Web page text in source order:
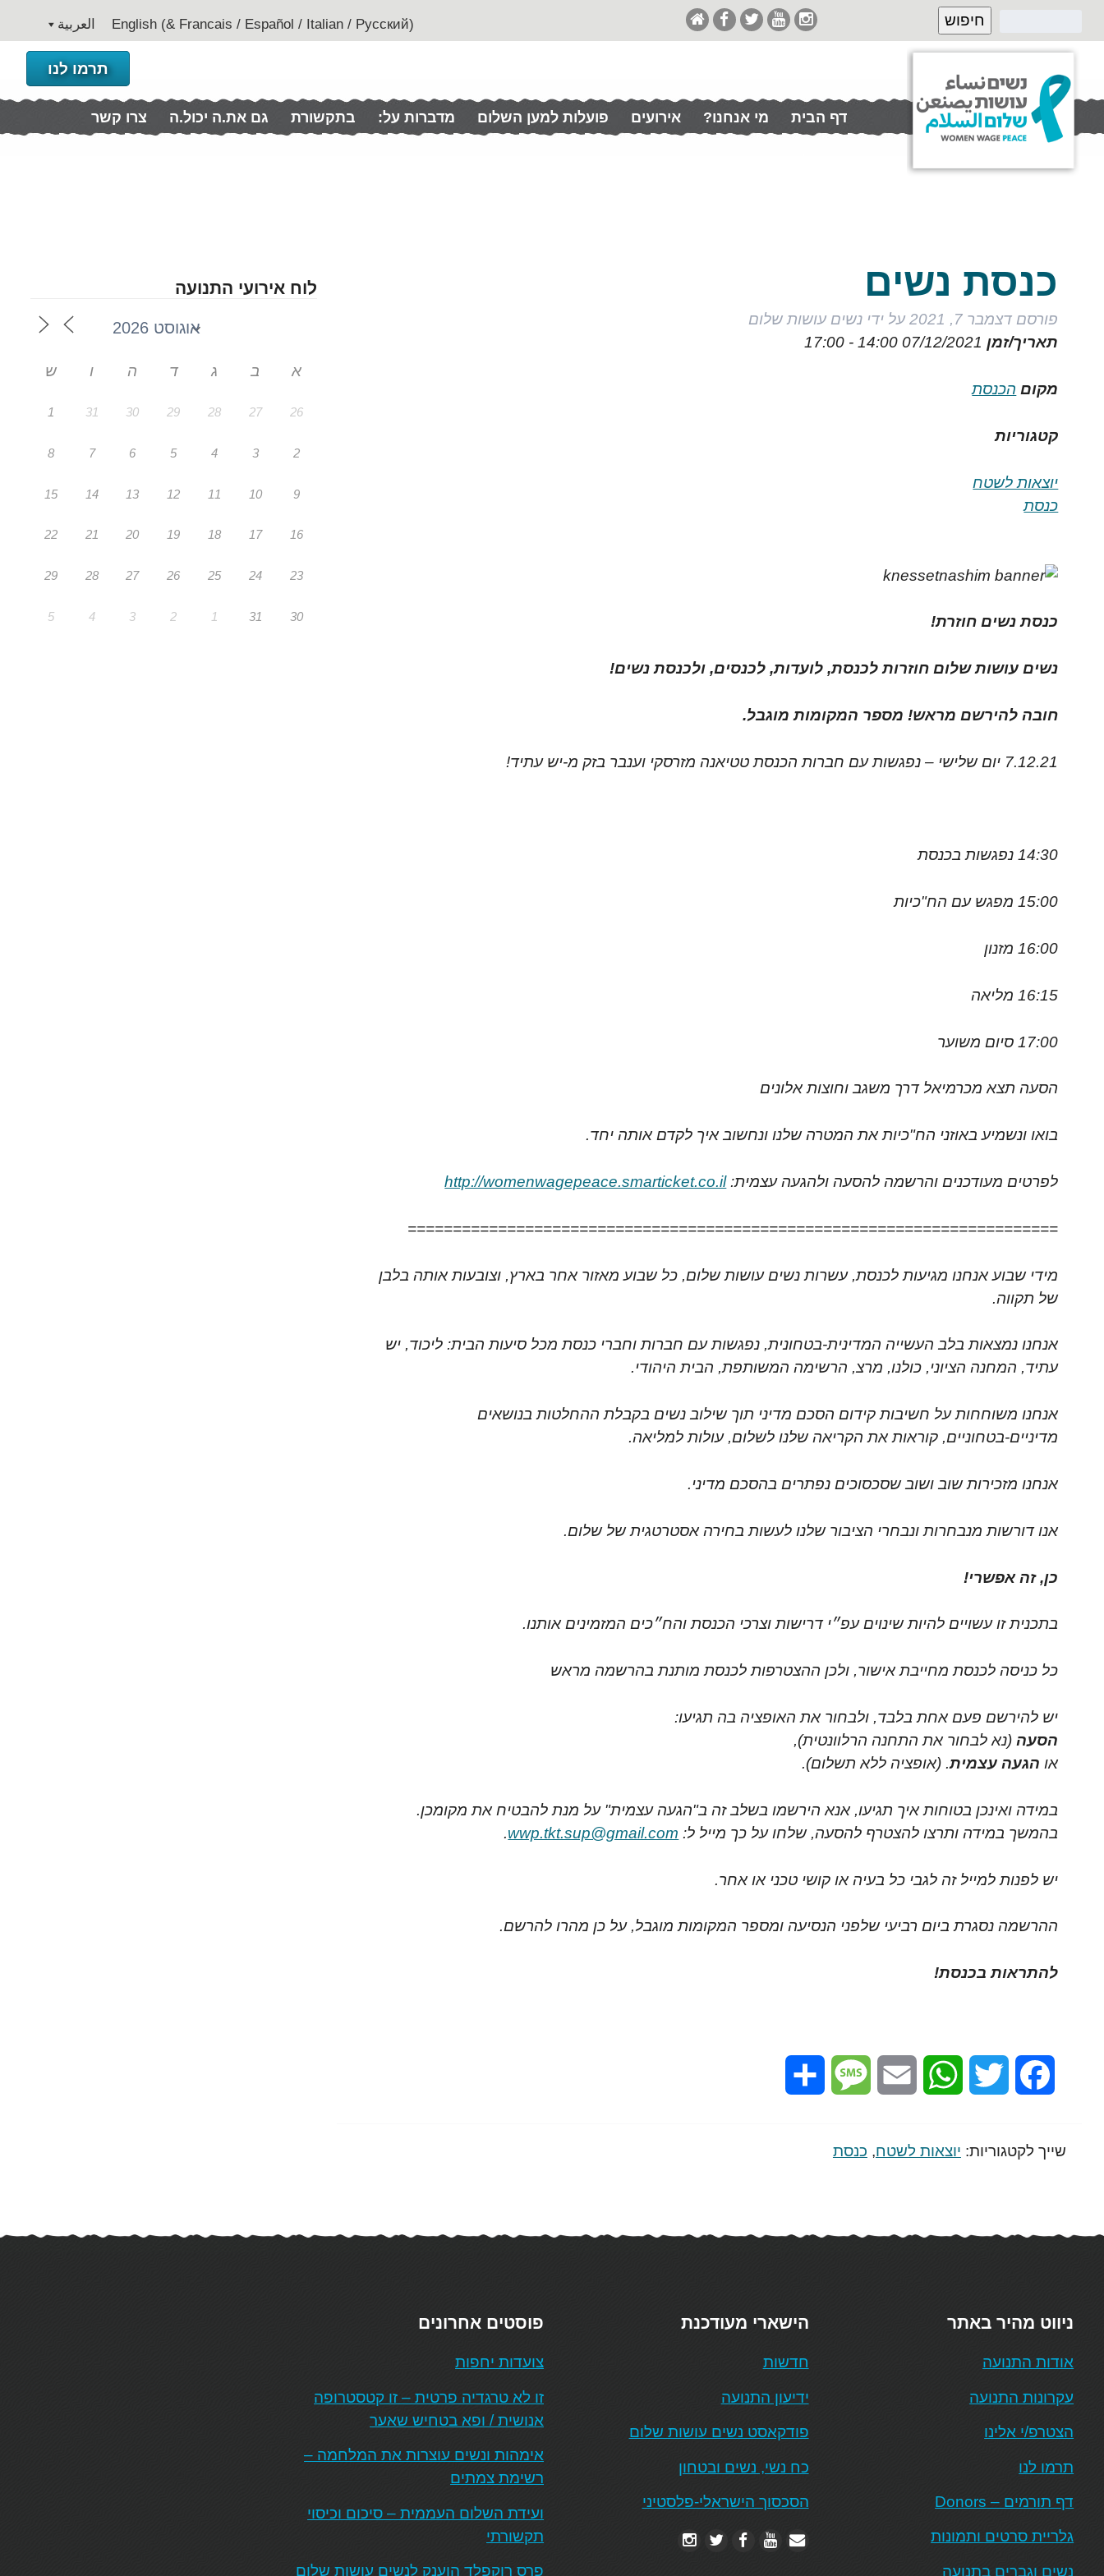
(English (& Francais / Español / Italian / Pусский العربية
תרמו לנו
דף הבית מי אנחנו? אירועים פועלות למען השלום מדברות על: בתקשורת גם את.ה יכול.ה צרו קשר
כנסת נשים
פורסם דצמבר 7, 2021 על ידי נשים עושות שלום
תאריך/זמן07/12/2021
14:00 - 17:00
מקום הכנסת
קטגוריות
יוצאות לשטח
כנסת
כנסת נשים חוזרת!
נשים עושות שלום חוזרות לכנסת, לועדות, לכנסים, ולכנסת נשים!
חובה להירשם מראש! מספר המקומות מוגבל.
7.12.21 יום שלישי – נפגשות עם חברות הכנסת טטיאנה מזרסקי וענבר בזק מ-יש עתיד!
14:30 נפגשות בכנסת
15:00 מפגש עם הח"כיות
16:00 מזנון
16:15 מליאה
17:00 סיום משוער
הסעה תצא מכרמיאל דרך משגב וחוצות אלונים
בואו ונשמיע באוזני הח"כיות את המטרה שלנו ונחשוב איך לקדם אותה יחד.
לפרטים מעודכנים והרשמה להסעה ולהגעה עצמית:http://womenwagepeace.smarticket.co.il
========================================================================
מידי שבוע אנחנו מגיעות לכנסת, עשרות נשים עושות שלום, כל שבוע מאזור אחר בארץ, וצובעות אותה בלבן
של תקווה.
אנחנו נמצאות בלב העשייה המדינית-בטחונית, נפגשות עם חברות וחברי כנסת מכל סיעות הבית: ליכוד, יש
עתיד, המחנה הציוני, כולנו, מרצ, הרשימה המשותפת, הבית היהודי.
אנחנו משוחחות על חשיבות קידום הסכם מדיני תוך שילוב נשים בקבלת ההחלטות בנושאים
מדיניים-בטחוניים, קוראות את הקריאה שלנו לשלום, עולות למליאה.
אנחנו מזכירות שוב ושוב שסכסוכים נפתרים בהסכם מדיני.
אנו דורשות מנבחרות ונבחרי הציבור שלנו לעשות בחירה אסטרטגית של שלום.
כן, זה אפשרי!
בתכנית זו עשויים להיות שינוים עפ״י דרישות וצרכי הכנסת והח״כים המזמינים אותנו.
כל כניסה לכנסת מחייבת אישור, ולכן ההצטרפות לכנסת מותנת בהרשמה מראש
יש להירשם פעם אחת בלבד, ולבחור את האופציה בה תגיעו:
הסעה (נא לבחור את התחנה הרלוונטית),
או הגעה עצמית. (אופציה ללא תשלום).
במידה ואינכן בטוחות איך תגיעו, אנא הירשמו בשלב זה ב"הגעה עצמית" על מנת להבטיח את מקומכן.
בהמשך במידה ותרצו להצטרף להסעה, שלחו על כך מייל ל: wwp.tkt.sup@gmail.com
.
יש לפנות למייל זה לגבי כל בעיה או קושי טכני או אחר.
ההרשמה נסגרת ביום רביעי שלפני הנסיעה ומספר המקומות מוגבל, על כן מהרו להרשם.
להתראות בכנסת!
Facebook
Twitter
WhatsApp
Email
Message
שייך לקטגוריות: יוצאות לשטח, כנסת
לוח אירועי התנועה
א ב ג ד ה ו ש
26
27
28
29
30
31
1
2
3
4
5
6
7
8
9
10
11
12
13
14
15
16
17
18
19
20
21
22
23
24
25
26
27
28
29
30
31
1
2
3
4
5
ניווט מהיר באתר
אודות התנועה
עקרונות התנועה
הצטרפ/י אלינו
תרמו לנו
דף תורמים – Donors
גלריית סרטים ותמונות
נשים וגברים בתנועה
הישארי מעודכנת
חדשות
ידיעון התנועה
פודקאסט נשים עושות שלום
כח נשי, נשים ובטחון
הסכסוך הישראלי-פלסטיני
פוסטים אחרונים
צועדות יחפות
זו לא טרגדיה פרטית – זו קטסטרופה
אנושית / ופא בטחיש שאער
אימהות ונשים עוצרות את המלחמה –
רשימת צמתים
ועידת השלום העממית – סיכום וכיסוי
תקשורתי
פרס רוקפלד הוענק לנשים עושות שלום